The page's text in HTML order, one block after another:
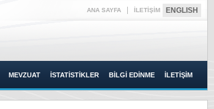
ANA SAYFA İLETİŞİM ENGLISH
MEVZUAT İSTATİSTİKLER BİLGİ EDİNME İLETİŞİM